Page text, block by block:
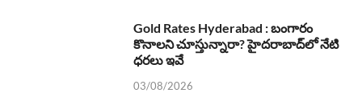
Gold Rates Hyderabad : బంగారం
కొనాలని చూస్తున్నారా? హైదరాబాద్‌లో నేటి
ధరలు ఇవే
03/08/2026